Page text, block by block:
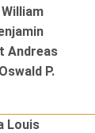
Andreas
P.
Louis